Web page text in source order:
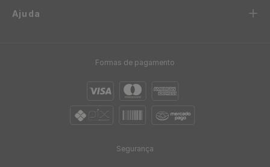
Ajuda
Formas de pagamento
Segurança